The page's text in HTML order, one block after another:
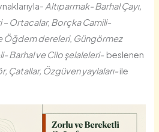
Altıparmak- Barhal Çayı,
– Ortacalar, Borçka Camili-
Öğdem dereleri, Güngörmez
Barhal ve Cilo şelaleleri- beslenen
Çatallar, Özgüven yaylaları-ile